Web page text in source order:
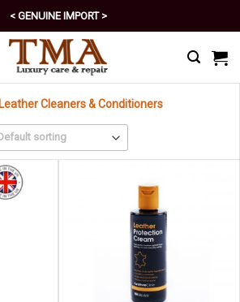
< GENUINE IMPORT >
< EXCELLENT POLICY >
Leather Cleaners & Conditioners